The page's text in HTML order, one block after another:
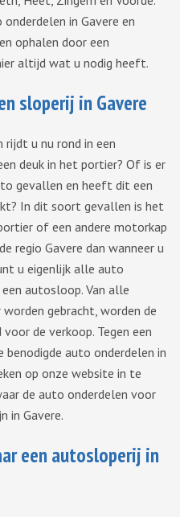
in Gavere en
ophalen door een
altijd wat u nodig heeft.
sloperij in Gavere
rijdt u nu rond in een
deuk in het portier? Of is er
gevallen en heeft dit een
In dit soort gevallen is het
of een andere motorkap
regio Gavere dan wanneer u
u eigenlijk alle auto
autosloop. Van alle
worden gebracht, worden de
de verkoop. Tegen een
auto onderdelen in
op onze website in te
de auto onderdelen voor
in Gavere.
een autosloperij in